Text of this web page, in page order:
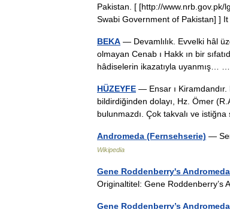
Pakistan. [ [http://www.nrb.gov.pk/
Swabi Government of Pakistan]
BEKA — Devamlılık. Evvelki hâl
olmayan Cenab ı Hakk ın bir
hâdiselerin ikazatıyla uyanmış…
HÜZEYFE — Ensar ı
bildirdiğinden dolayı, Hz. Ömer
bulunmazdı. Çok takvalı ve
Andromeda (Fernsehserie) —
Wikipedia
Gene Roddenberry's Andromeda
Originaltitel: Gene
Gene Roddenberry’s Andromeda